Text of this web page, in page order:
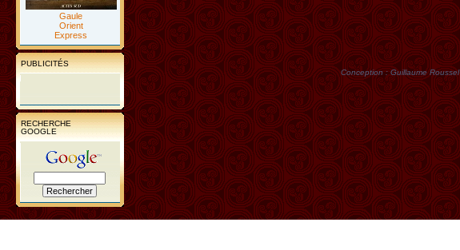
Gaule
Orient
Express
PUBLICITÉS
RECHERCHE
GOOGLE
Conception : Guillaume